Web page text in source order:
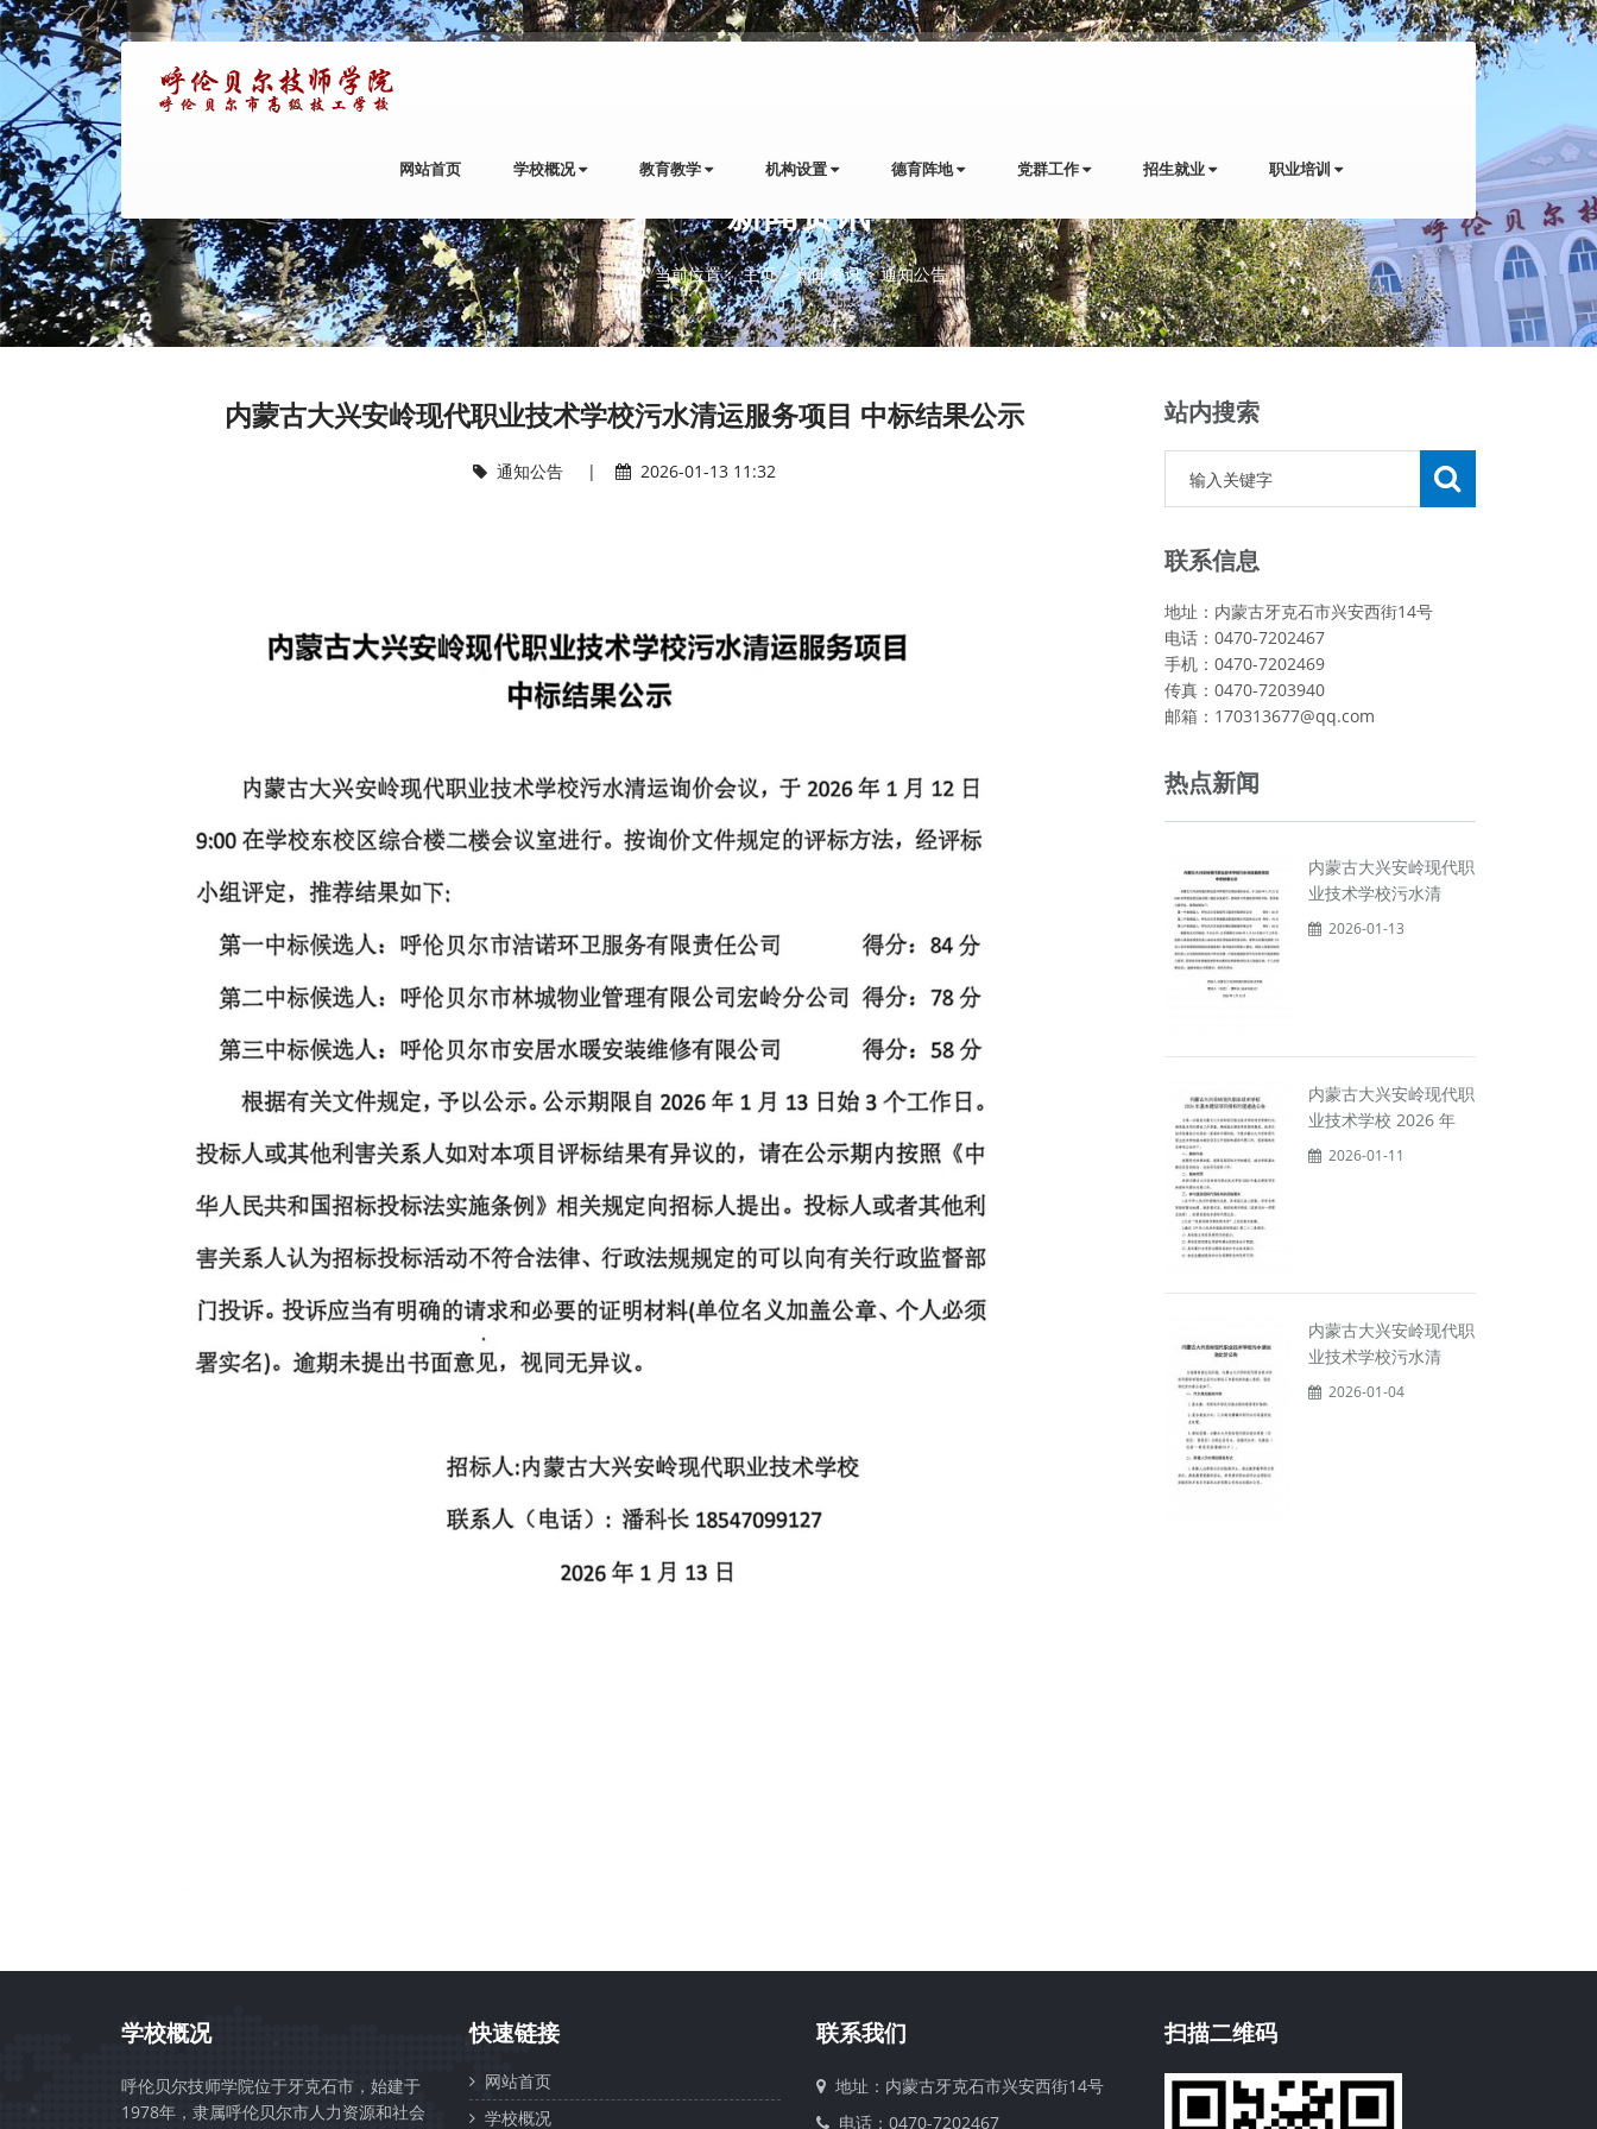
网站首页 学校概况 教育教学 机构设置 德育阵地 党群工作 招生就业 职业培训
新闻资讯
当前位置：主页>新闻资讯>通知公告>
内蒙古大兴安岭现代职业技术学校污水清运服务项目 中标结果公示
通知公告 | 2026-01-13 11:32
站内搜索
联系信息
地址：内蒙古牙克石市兴安西街14号
电话：0470-7202467
手机：0470-7202469
传真：0470-7203940
邮箱：170313677@qq.com
热点新闻
内蒙古大兴安岭现代职
业技术学校污水清
2026-01-13
内蒙古大兴安岭现代职
业技术学校 2026 年
2026-01-11
内蒙古大兴安岭现代职
业技术学校污水清
2026-01-04
学校概况
呼伦贝尔技师学院位于牙克石市，始建于
1978年，隶属呼伦贝尔市人力资源和社会
快速链接
网站首页
学校概况
联系我们
地址：内蒙古牙克石市兴安西街14号
电话：0470-7202467
扫描二维码